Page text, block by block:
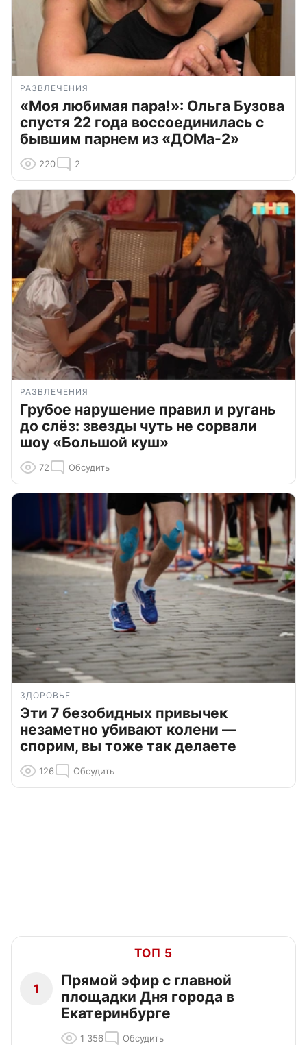
РАЗВЛЕЧЕНИЯ
«Моя любимая пара!»: Ольга Бузова
спустя 22 года воссоединилась с
бывшим парнем из «ДОМа-2»
220 2
РАЗВЛЕЧЕНИЯ
Грубое нарушение правил и ругань
до слёз: звезды чуть не сорвали
шоу «Большой куш»
72 Обсудить
ЗДОРОВЬЕ
Эти 7 безобидных привычек
незаметно убивают колени —
спорим, вы тоже так делаете
126 Обсудить
ТОП 5
1
Прямой эфир с главной
площадки Дня города в
Екатеринбурге
1 356 Обсудить